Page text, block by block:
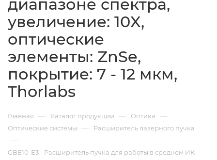
диапазоне спектра,
увеличение: 10X,
оптические
элементы: ZnSe,
покрытие: 7 - 12 мкм,
Thorlabs
Главная — Каталог продукции — Оптика —
Оптические системы — Расширитель лазерного пучка
—
GBE10-E3 - Расширитель пучка для работы в среднем ИК